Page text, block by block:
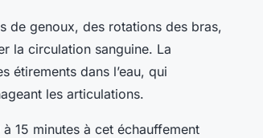
de genoux, des rotations des bras,
la circulation sanguine. La
étirements dans l’eau, qui
les articulations.
15 minutes à cet échauffement